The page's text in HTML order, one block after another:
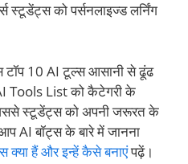
स्टूडेंट्स को पर्सनलाइज्ड लर्निंग
10 AI टूल्स आसानी से ढूंढ
Tools List को कैटेगरी के
स्टूडेंट्स को अपनी जरूरत के
AI बॉट्स के बारे में जानना
क्या हैं और इन्हें कैसे बनाएंपढ़ें।